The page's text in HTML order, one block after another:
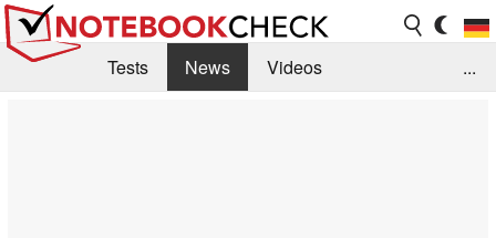
Tests News
Videos
...